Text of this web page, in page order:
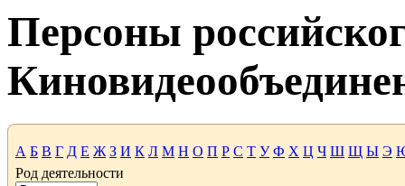
Персоны
А Б В Г Д Е Ж З И К Л М Н О П Р С Т У Ф Х Ц Ч Ш Щ Ы Э
Род деятельности